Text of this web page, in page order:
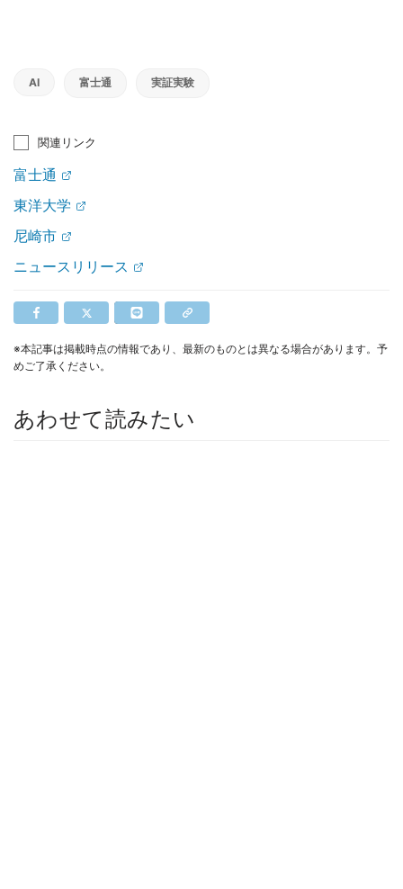
AI 富士通 実証実験
関連リンク
富士通
東洋大学
尼崎市
ニュースリリース
※本記事は掲載時点の情報であり、最新のものとは異なる場合があります。予
めご了承ください。
あわせて読みたい